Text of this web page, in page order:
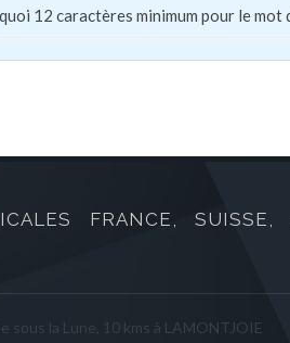
12 caractères minimum pour le mot
FRANCE, SUISSE,
sous la Lune, 10 kms à LAMONTJOIE